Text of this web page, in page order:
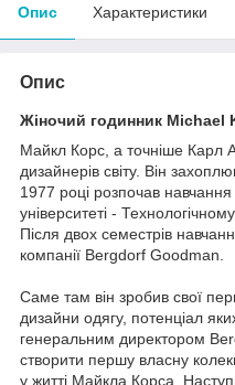
Опис Характеристики
Опис
Жіночий годинник Michael
Майкл Корс, а точніше Карл
дизайнерів світу. Він
1977 році розпочав
університеті -
Після двох семестрів
компанії Bergdorf Goodman.
Саме там він зробив свої
дизайни одягу, потенціал
генеральним директором
створити першу власну
у житті Майкла Корса.